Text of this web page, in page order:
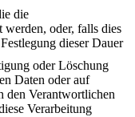
die
werden, oder, falls dies
dieser Dauer
oder Löschung
Daten oder auf
den Verantwortlichen
Verarbeitung